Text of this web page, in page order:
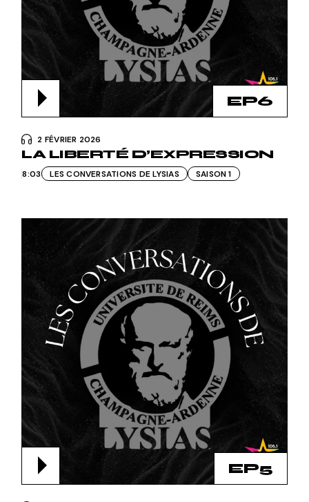
EP6
2 FÉVRIER 2026
LA LIBERTÉ D’EXPRESSION
8:03 LES CONVERSATIONS DE LYSIAS SAISON 1
EP5